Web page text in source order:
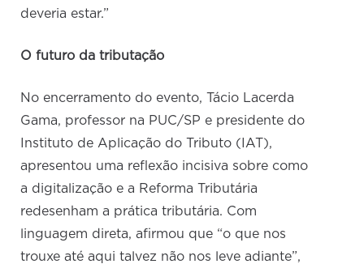
deveria estar.”
O futuro da tributação
No encerramento do evento, Tácio Lacerda
Gama, professor na PUC/SP e presidente do
Instituto de Aplicação do Tributo (IAT),
apresentou uma reflexão incisiva sobre como
a digitalização e a Reforma Tributária
redesenham a prática tributária. Com
linguagem direta, afirmou que “o que nos
trouxe até aqui talvez não nos leve adiante”,